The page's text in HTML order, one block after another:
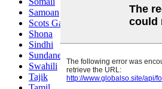
Samoan
Scots Gaelic
Shona
Sindhi
Sundanese
Swahili
Tajik